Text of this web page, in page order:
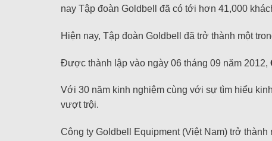
nay Tập đoàn Goldbell đã có tới hơn 41,000
Hiện nay, Tập đoàn Goldbell đã trở thành một
Được thành lập vào ngày 06 tháng 09 năm 2012,
Với 30 năm kinh nghiệm cùng với sự tìm hiểu
vượt trội.
Công ty Goldbell Equipment (Việt Nam) trở